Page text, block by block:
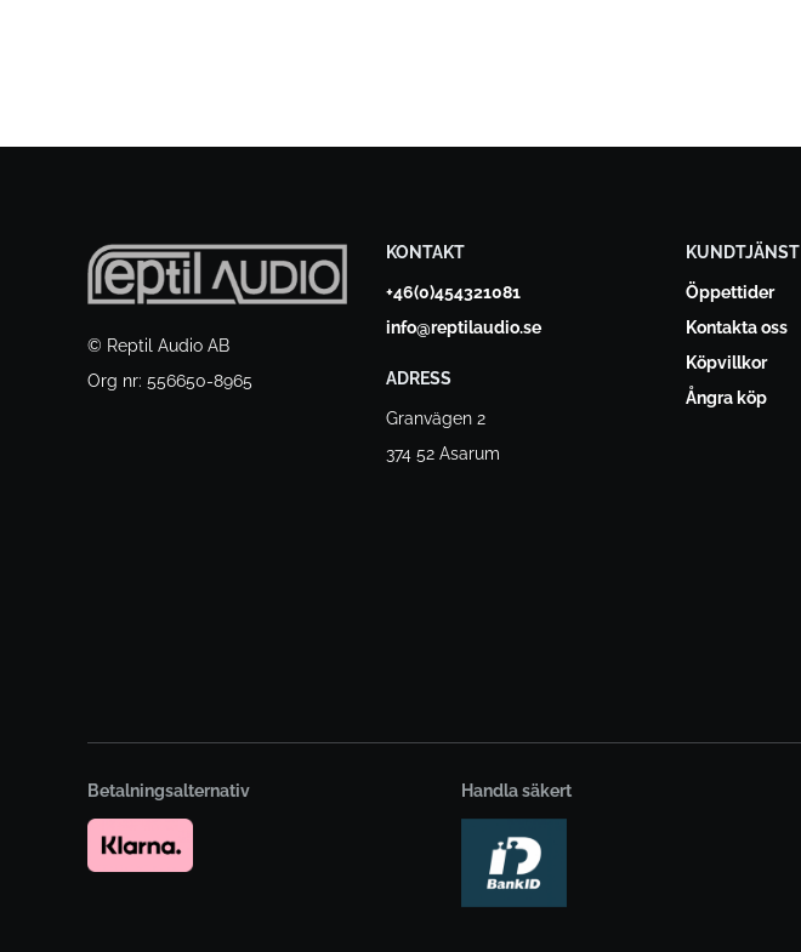
© Reptil Audio AB
Org nr: 556650-8965
KONTAKT
+46(0)454321081
info@reptilaudio.se
ADRESS
Granvägen 2
374 52 Asarum
KUNDTJÄNST
Öppettider
Kontakta oss
Köpvillkor
Ångra köp
Betalningsalternativ Handla säkert